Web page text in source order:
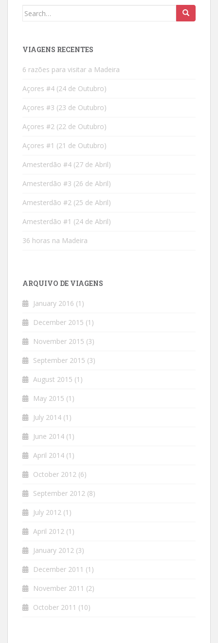
Search
VIAGENS RECENTES
6 razões para visitar a Madeira
Açores #4 (24 de Outubro)
Açores #3 (23 de Outubro)
Açores #2 (22 de Outubro)
Açores #1 (21 de Outubro)
Amesterdão #4 (27 de Abril)
Amesterdão #3 (26 de Abril)
Amesterdão #2 (25 de Abril)
Amesterdão #1 (24 de Abril)
36 horas na Madeira
ARQUIVO DE VIAGENS
January 2016 (1)
December 2015 (1)
November 2015 (3)
September 2015 (3)
August 2015 (1)
May 2015 (1)
July 2014 (1)
June 2014 (1)
April 2014 (1)
October 2012 (6)
September 2012 (8)
July 2012 (1)
April 2012 (1)
January 2012 (3)
December 2011 (1)
November 2011 (2)
October 2011 (10)